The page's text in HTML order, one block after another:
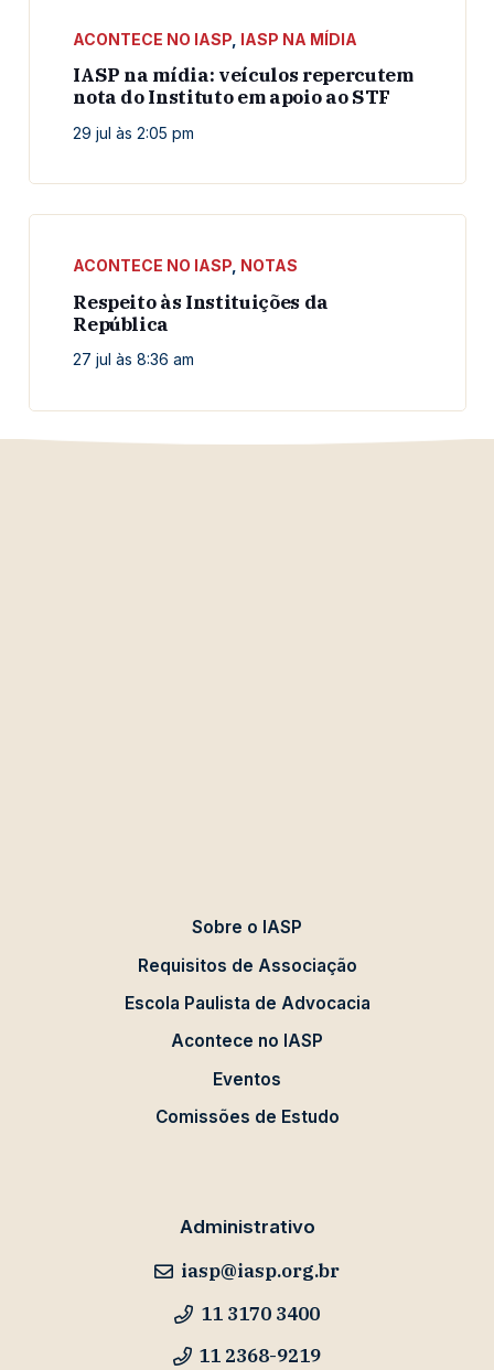
ACONTECE NO IASP IASP NA MÍDIA
IASP na mídia: veículos repercutem
nota do Instituto em apoio ao STF
29 jul às 2:05 pm
ACONTECE NO IASP NOTAS
Respeito às Instituições da
República
27 jul às 8:36 am
Sobre o IASP
Requisitos de Associação
Escola Paulista de Advocacia
Acontece no IASP
Eventos
Comissões de Estudo
Administrativo
iasp@iasp.org.br
11 3170 3400
11 2368-9219